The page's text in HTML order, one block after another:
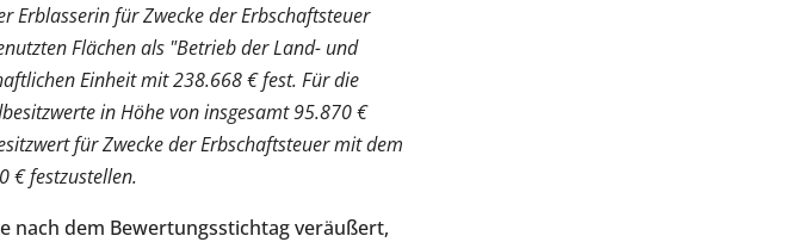
Erblasserin für Zwecke der Erbschaftsteuer
Flächen als "Betrieb der Land- und
Einheit mit 238.668 € fest. Für die
in Höhe von insgesamt 95.870 €
für Zwecke der Erbschaftsteuer mit dem
€ festzustellen.
nach dem Bewertungsstichtag veräußert,